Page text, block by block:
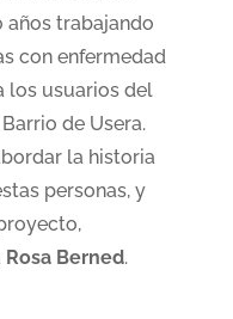
años trabajando
con enfermedad
los usuarios del
de Usera.
la historia
personas, y
Rosa Berned.